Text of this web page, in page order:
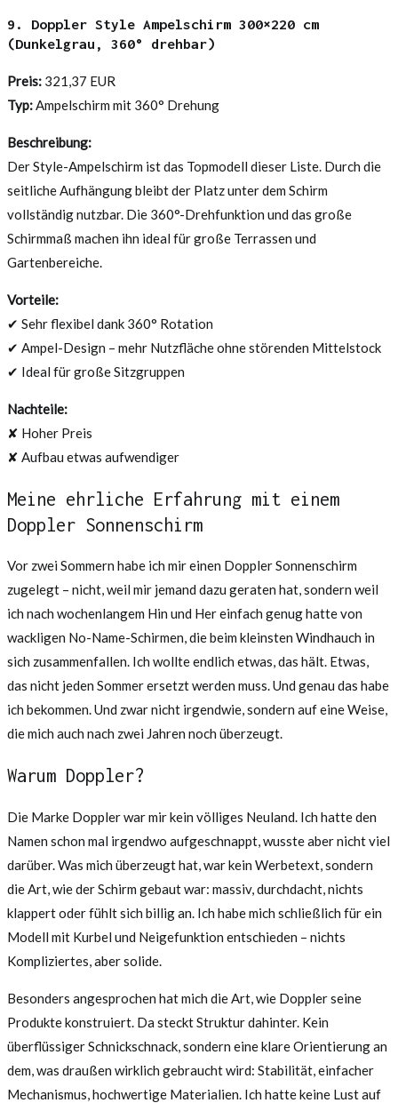
9. Doppler Style Ampelschirm 300×220 cm
(Dunkelgrau, 360° drehbar)
Preis: 321,37 EUR
Typ:Ampelschirm mit 360° Drehung
Beschreibung:
Der Style-Ampelschirm ist das Topmodell dieser Liste. Durch die
seitliche Aufhängung bleibt der Platz unter dem Schirm
vollständig nutzbar. Die 360°-Drehfunktion und das große
Schirmmaß machen ihn ideal für große Terrassen und
Gartenbereiche.
Vorteile:
✔ Sehr flexibel dank 360° Rotation
✔ Ampel-Design – mehr Nutzfläche ohne störenden Mittelstock
✔ Ideal für große Sitzgruppen
Nachteile:
✘ Hoher Preis
✘ Aufbau etwas aufwendiger
Meine ehrliche Erfahrung mit einem
Doppler Sonnenschirm
Vor zwei Sommern habe ich mir einen Doppler Sonnenschirm
zugelegt – nicht, weil mir jemand dazu geraten hat, sondern weil
ich nach wochenlangem Hin und Her einfach genug hatte von
wackligen No-Name-Schirmen, die beim kleinsten Windhauch in
sich zusammenfallen. Ich wollte endlich etwas, das hält. Etwas,
das nicht jeden Sommer ersetzt werden muss. Und genau das habe
ich bekommen. Und zwar nicht irgendwie, sondern auf eine Weise,
die mich auch nach zwei Jahren noch überzeugt.
Warum Doppler?
Die Marke Doppler war mir kein völliges Neuland. Ich hatte den
Namen schon mal irgendwo aufgeschnappt, wusste aber nicht viel
darüber. Was mich überzeugt hat, war kein Werbetext, sondern
die Art, wie der Schirm gebaut war: massiv, durchdacht, nichts
klappert oder fühlt sich billig an. Ich habe mich schließlich für ein
Modell mit Kurbel und Neigefunktion entschieden – nichts
Kompliziertes, aber solide.
Besonders angesprochen hat mich die Art, wie Doppler seine
Produkte konstruiert. Da steckt Struktur dahinter. Kein
überflüssiger Schnickschnack, sondern eine klare Orientierung an
dem, was draußen wirklich gebraucht wird: Stabilität, einfacher
Mechanismus, hochwertige Materialien. Ich hatte keine Lust auf